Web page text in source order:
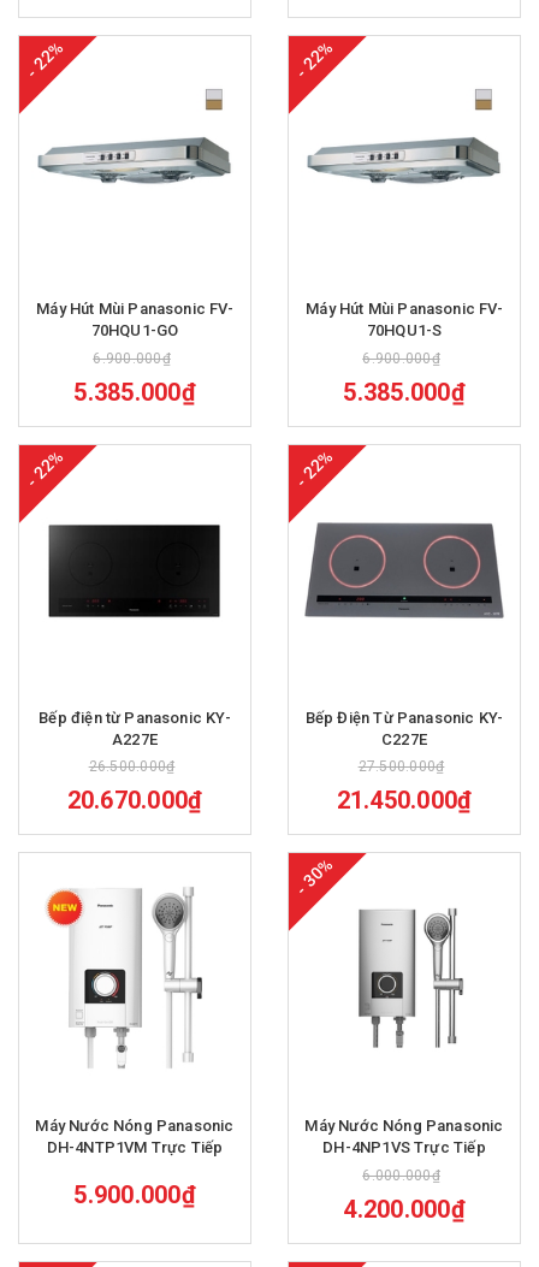
- 22%
Máy Hút Mùi Panasonic FV-
70HQU1-GO
6.900.000₫
5.385.000₫
- 22%
Máy Hút Mùi Panasonic FV-
70HQU1-S
6.900.000₫
5.385.000₫
- 22%
Bếp điện từ Panasonic KY-
A227E
26.500.000₫
20.670.000₫
- 22%
Bếp Điện Từ Panasonic KY-
C227E
27.500.000₫
21.450.000₫
Máy Nước Nóng Panasonic
DH-4NTP1VM Trực Tiếp
5.900.000₫
- 30%
Máy Nước Nóng Panasonic
DH-4NP1VS Trực Tiếp
6.000.000₫
4.200.000₫